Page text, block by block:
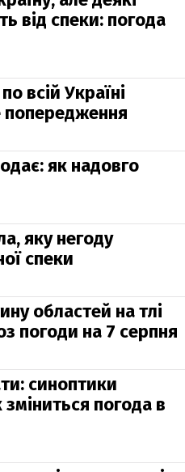
від спеки: погода
всій Україні
як надовго
яку негоду
спеки
областей на тлі
погоди на 7 серпня
синоптики
погода в